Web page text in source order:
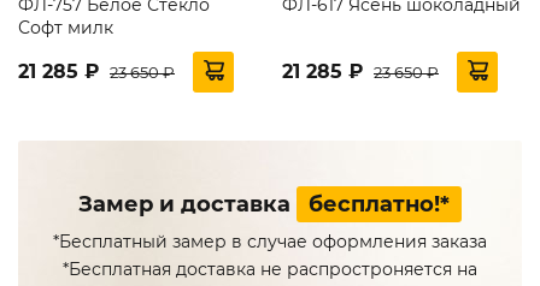
Софт милк
21 285 ₽ 23 650 ₽ 21 285 ₽ 23 650 ₽
Замер и доставка бесплатно!*
*Бесплатный замер в случае оформления заказа
*Бесплатная доставка не распростроняется на